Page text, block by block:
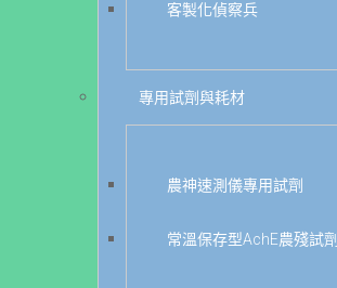
客製化偵察兵
專用試劑與耗材
農神速測儀專用試劑
常溫保存型AchE農殘試劑